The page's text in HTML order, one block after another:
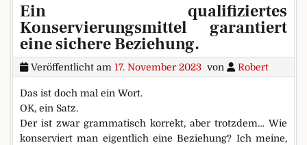
Ein qualifiziertes
Konservierungsmittel garantiert
eine sichere Beziehung.
Veröffentlicht am 17. November 2023 von Robert
Das ist doch mal ein Wort.
OK, ein Satz.
Der ist zwar grammatisch korrekt, aber trotzdem… Wie
konserviert man eigentlich eine Beziehung? Ich meine,